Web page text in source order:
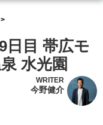
日目 帯広モ
水光園
WRITER
今野健介